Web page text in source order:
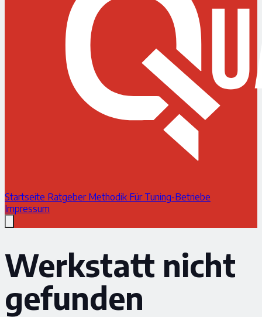
Startseite Ratgeber Methodik Für Tuning-Betriebe
Impressum
Werkstatt nicht
gefunden